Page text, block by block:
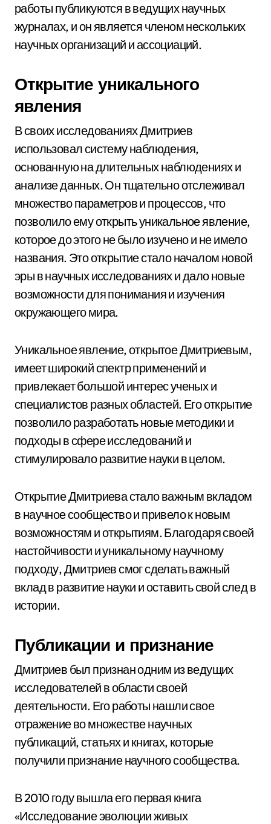
работы публикуются в ведущих научных
журналах, и он является членом нескольких
научных организаций и ассоциаций.
Открытие уникального
явления
В своих исследованиях Дмитриев
использовал систему наблюдения,
основанную на длительных наблюдениях и
анализе данных. Он тщательно отслеживал
множество параметров и процессов, что
позволило ему открыть уникальное явление,
которое до этого не было изучено и не имело
названия. Это открытие стало началом новой
эры в научных исследованиях и дало новые
возможности для понимания и изучения
окружающего мира.
Уникальное явление, открытое Дмитриевым,
имеет широкий спектр применений и
привлекает большой интерес ученых и
специалистов разных областей. Его открытие
позволило разработать новые методики и
подходы в сфере исследований и
стимулировало развитие науки в целом.
Открытие Дмитриева стало важным вкладом
в научное сообщество и привело к новым
возможностям и открытиям. Благодаря своей
настойчивости и уникальному научному
подходу, Дмитриев смог сделать важный
вклад в развитие науки и оставить свой след в
истории.
Публикации и признание
Дмитриев был признан одним из ведущих
исследователей в области своей
деятельности. Его работы нашли свое
отражение во множестве научных
публикаций, статьях и книгах, которые
получили признание научного сообщества.
В 2010 году вышла его первая книга
«Исследование эволюции живых